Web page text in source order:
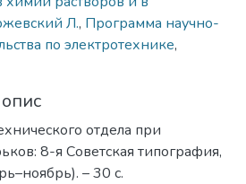
Л., Программа научно-
по электротехнике,
отдела при
8-я Советская типография,
– 30 с.